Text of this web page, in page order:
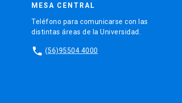
MESA CENTRAL
Teléfono para comunicarse con las
distintas áreas de la Universidad.
phone (56)95504 4000